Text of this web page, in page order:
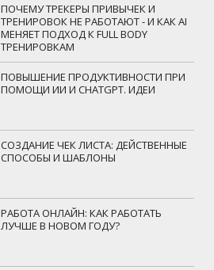
ПОЧЕМУ ТРЕКЕРЫ ПРИВЫЧЕК И
ТРЕНИРОВОК НЕ РАБОТАЮТ - И КАК AI
МЕНЯЕТ ПОДХОД К FULL BODY
ТРЕНИРОВКАМ
ПОВЫШЕНИЕ ПРОДУКТИВНОСТИ ПРИ
ПОМОЩИ ИИ И CHATGPT. ИДЕИ
СОЗДАНИЕ ЧЕК ЛИСТА: ДЕЙСТВЕННЫЕ
СПОСОБЫ И ШАБЛОНЫ
РАБОТА ОНЛАЙН: КАК РАБОТАТЬ
ЛУЧШЕ В НОВОМ ГОДУ?